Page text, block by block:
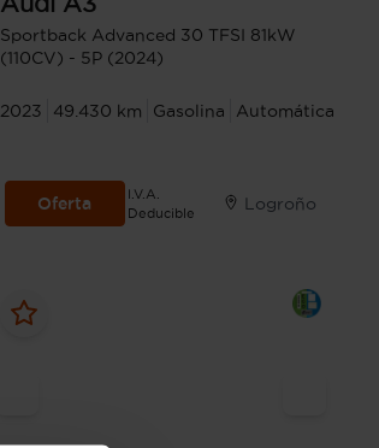
Sportback Advanced 30 TFSI 81kW
(110CV) - 5P (2024)
2023 49.430 km Gasolina Automática
Oferta
I.V.A.
Deducible
Logroño